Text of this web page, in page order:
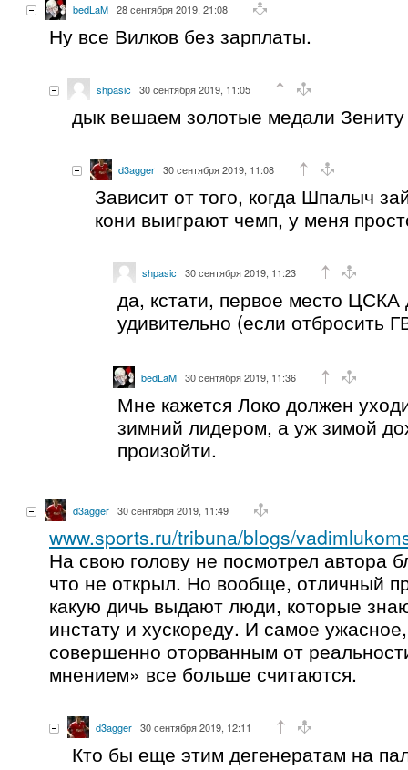
bedLaM 28 сентября 2019, 21:08
Ну все Вилков без зарплаты.
shpasic 30 сентября 2019, 11:05
дык вешаем золотые медали Зениту
d3agger 30 сентября 2019, 11:08
Зависит от того, когда Шпалыч
кони выиграют чемп, у меня
shpasic 30 сентября 2019, 11:23
да, кстати, первое место ЦСКА
удивительно (если отбросить
bedLaM 30 сентября 2019, 11:36
Мне кажется Локо должен
зимний лидером, а уж зимой
произойти.
d3agger 30 сентября 2019, 11:49
www.sports.ru/tribuna/blogs/
На свою голову не посмотрел автора
что не открыл. Но вообще, отличный
какую дичь выдают люди, которые
инстату и хускореду. И самое
совершенно оторванным от
мнением» все больше считаются.
d3agger 30 сентября 2019, 12:11
Кто бы еще этим дегенератам на